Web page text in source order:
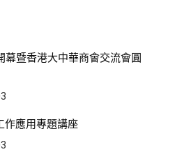
幕暨香港大中華商會交流會圓
作應用專題講座